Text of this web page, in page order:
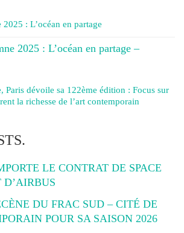
: L’océan en partage
2025 : L’océan en partage –
Paris dévoile sa 122ème édition : Focus sur
la richesse de l’art contemporain
LE CONTRAT DE SPACE
DU FRAC SUD – CITÉ DE
POUR SA SAISON 2026